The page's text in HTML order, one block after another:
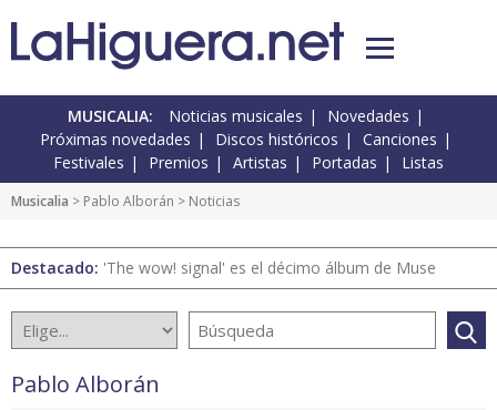
MUSICALIA: Noticias musicales
Novedades
Próximas novedades
Discos históricos
Canciones
Festivales
Premios Artistas Portadas Listas
Musicalia > Pablo Alborán > Noticias
Destacado: 'The wow! signal' es el décimo álbum de Muse
Pablo Alborán